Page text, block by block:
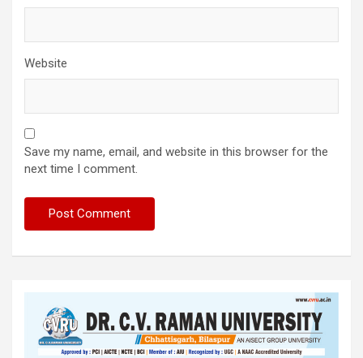
Website
Save my name, email, and website in this browser for the
next time I comment.